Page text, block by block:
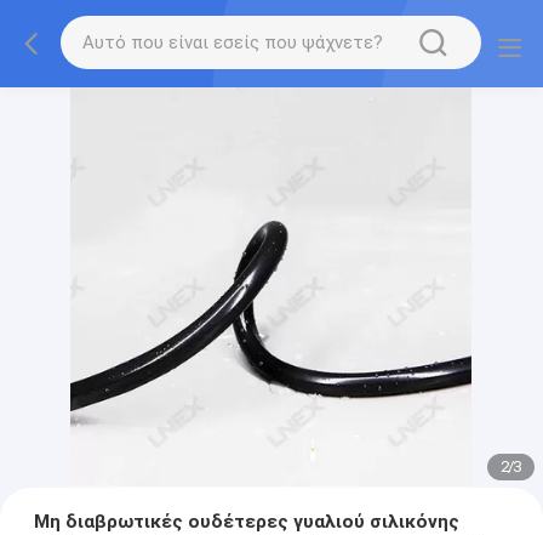
2/3
Μη διαβρωτικές ουδέτερες γυαλιού σιλικόνης